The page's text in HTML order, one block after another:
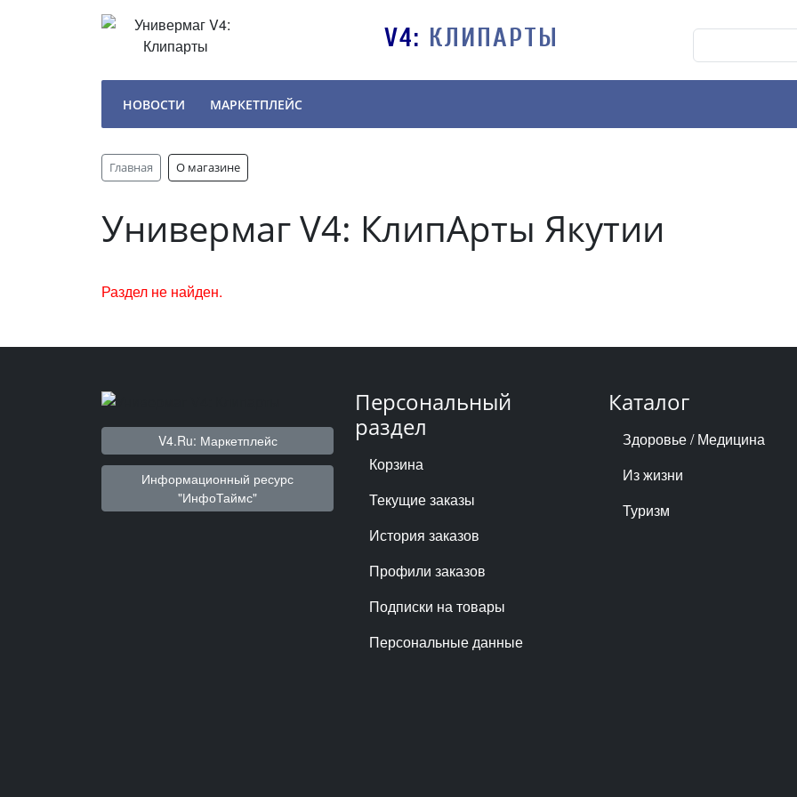
V4: КЛИПАРТЫ
НОВОСТИ МАРКЕТПЛЕЙС
Главная О магазине
Универмаг V4: КлипАрты Якутии
Раздел не найден.
Персональный
раздел
Корзина
Текущие заказы
История заказов
Профили заказов
Подписки на товары
Персональные данные
Каталог
Здоровье / Медицина
Из жизни
Туризм
V4.Ru: Маркетплейс
Информационный ресурс
"ИнфоТаймс"